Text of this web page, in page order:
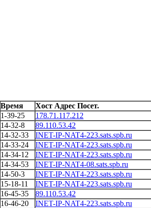
Время
Хост Адрес Посет.
1-39-25
178.71.117.212
14-32-8
89.110.53.42
14-32-33
INET-IP-NAT4-223.sats.spb.ru
14-33-24
INET-IP-NAT4-223.sats.spb.ru
14-34-12
INET-IP-NAT4-223.sats.spb.ru
14-34-53
INET-IP-NAT4-08.sats.spb.ru
14-50-3
INET-IP-NAT4-223.sats.spb.ru
15-18-11
INET-IP-NAT4-223.sats.spb.ru
16-45-35
89.110.53.42
16-46-20
INET-IP-NAT4-223.sats.spb.ru